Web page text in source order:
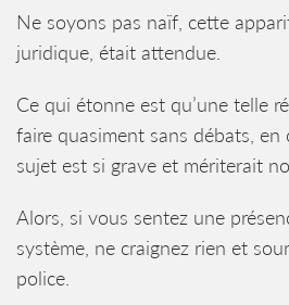
Ne soyons pas naïf, cette
juridique, était attendue.
Ce qui étonne est qu’une telle
faire quasiment sans débats,
sujet est si grave et mériterait
Alors, si vous sentez une
système, ne craignez rien et
police.